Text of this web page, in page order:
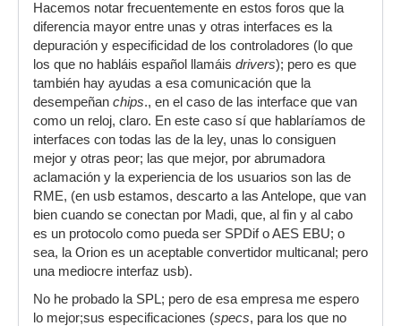
Hacemos notar frecuentemente en estos foros que la
diferencia mayor entre unas y otras interfaces es la
depuración y especificidad de los controladores (lo que
los que no habláis español llamáis drivers); pero es que
también hay ayudas a esa comunicación que la
desempeñan chips., en el caso de las interface que van
como un reloj, claro. En este caso sí que hablaríamos de
interfaces con todas las de la ley, unas lo consiguen
mejor y otras peor; las que mejor, por abrumadora
aclamación y la experiencia de los usuarios son las de
RME, (en usb estamos, descarto a las Antelope, que van
bien cuando se conectan por Madi, que, al fin y al cabo
es un protocolo como pueda ser SPDif o AES EBU; o
sea, la Orion es un aceptable convertidor multicanal; pero
una mediocre interfaz usb).
No he probado la SPL; pero de esa empresa me espero
lo mejor;sus especificaciones (specs, para los que no